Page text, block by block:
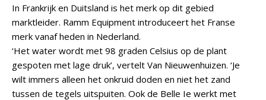
In Frankrijk en Duitsland is het merk op dit gebied
marktleider. Ramm Equipment introduceert het Franse
merk vanaf heden in Nederland.
‘Het water wordt met 98 graden Celsius op de plant
gespoten met lage druk’, vertelt Van Nieuwenhuizen. ‘Je
wilt immers alleen het onkruid doden en niet het zand
tussen de tegels uitspuiten. Ook de Belle Ie werkt met